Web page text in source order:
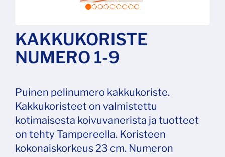
KAKKUKORISTE
NUMERO 1-9
Puinen pelinumero kakkukoriste.
Kakkukoristeet on valmistettu
kotimaisesta koivuvanerista ja tuotteet
on tehty Tampereella. Koristeen
kokonaiskorkeus 23 cm. Numeron